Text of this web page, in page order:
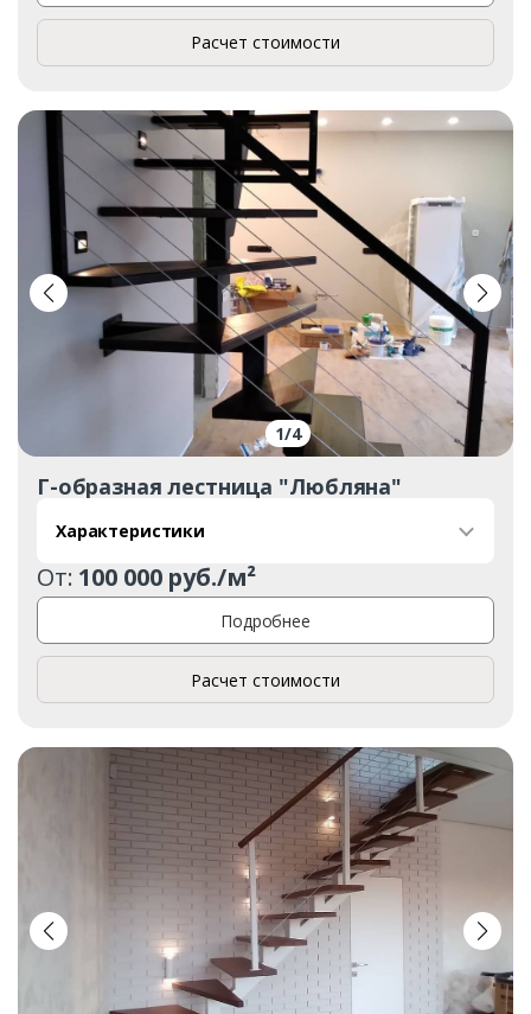
Заказать
Ваше имя*
Ваш телефон*
Комментарий к заказу
Расчет стоимости
1/4
Г-образная лестница "Любляна"
Характеристики
От: 100 000 руб./м²
Подробнее
Расчет стоимости